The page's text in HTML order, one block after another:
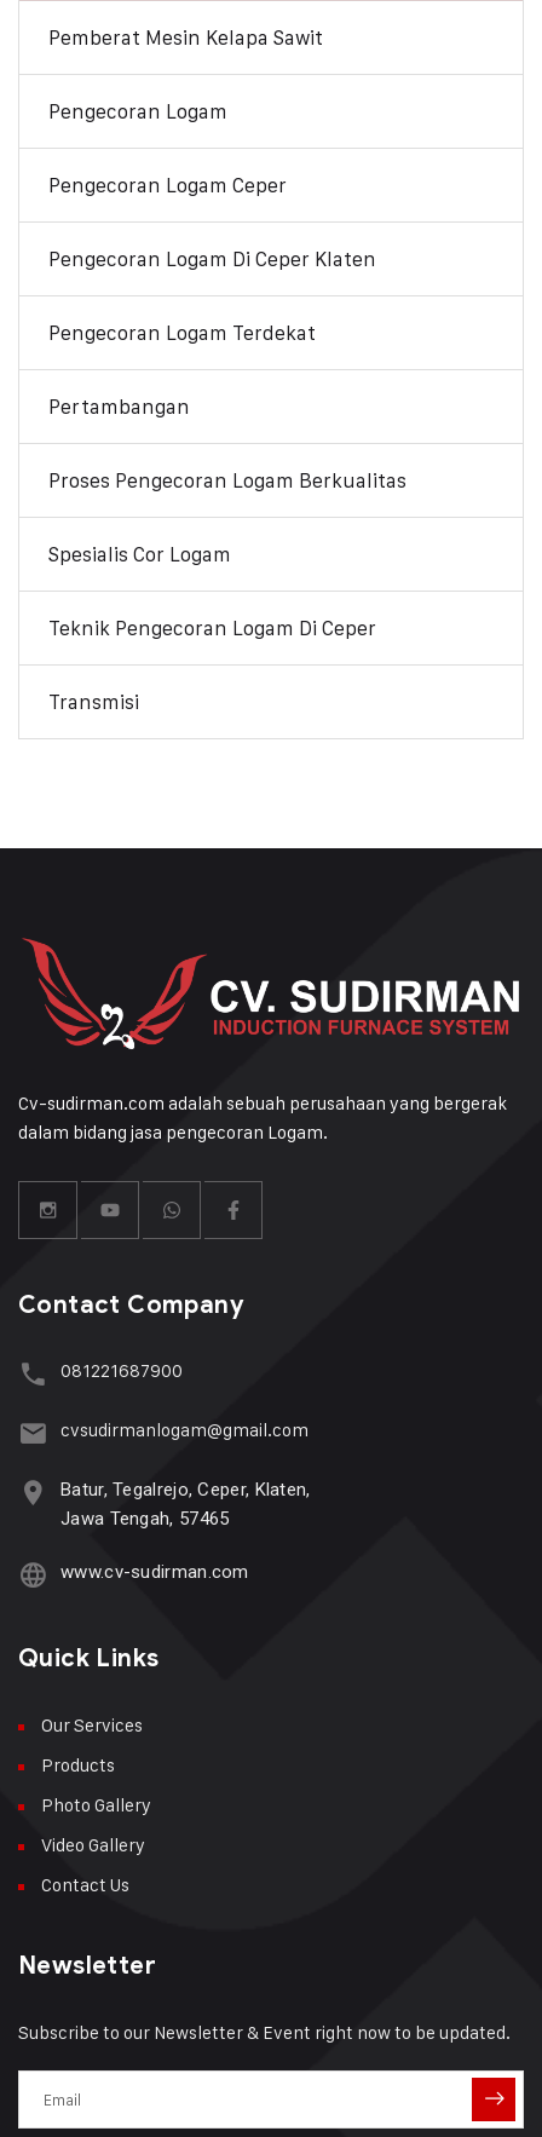
Pemberat Mesin Kelapa Sawit
Pengecoran Logam
Pengecoran Logam Ceper
Pengecoran Logam Di Ceper Klaten
Pengecoran Logam Terdekat
Pertambangan
Proses Pengecoran Logam Berkualitas
Spesialis Cor Logam
Teknik Pengecoran Logam Di Ceper
Transmisi
Cv-sudirman.com adalah sebuah perusahaan yang bergerak
dalam bidang jasa pengecoran Logam.
Contact Company
081221687900
cvsudirmanlogam@gmail.com
Batur, Tegalrejo, Ceper, Klaten,
Jawa Tengah, 57465
www.cv-sudirman.com
Quick Links
Our Services
Products
Photo Gallery
Video Gallery
Contact Us
Newsletter
Subscribe to our Newsletter & Event right now to be updated.